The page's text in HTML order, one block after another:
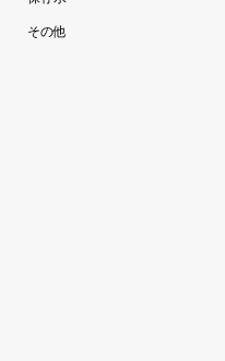
その他